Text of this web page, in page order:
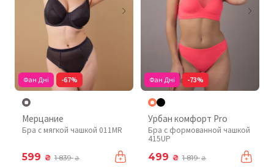
Фан Дні -67%
Мерцание
Бра с мягкой чашкой 011MR
599 ₴ 1 839₴
Фан Дні -73%
Урбан комфорт Pro
Бра с формованной чашкой
415UP
499 ₴ 1 819₴